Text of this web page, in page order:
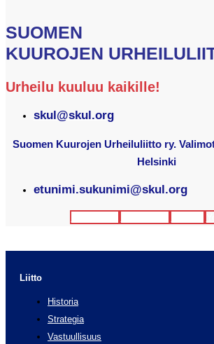
SUOMEN
KUUROJEN
Urheilu kuuluu kaikille!
skul@skul.org
Suomen Kuurojen Urheiluliitto ry.
Helsinki
etunimi.sukunimi@skul.org
Liitto
Historia
Strategia
Vastuullisuus